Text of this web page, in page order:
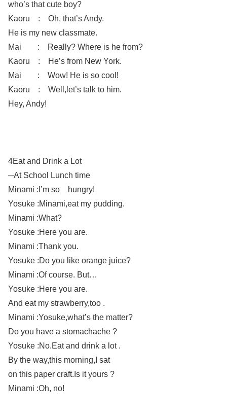
who’s that cute boy?
Kaoru : Oh, that’s Andy.
He is my new classmate.
Mai : Really? Where is he from?
Kaoru : He’s from New York.
Mai : Wow! He is so cool!
Kaoru : Well,let’s talk to him.
Hey, Andy!
4Eat and Drink a Lot
─At School Lunch time
Minami :I’m so hungry!
Yosuke :Minami,eat my pudding.
Minami :What?
Yosuke :Here you are.
Minami :Thank you.
Yosuke :Do you like orange juice?
Minami :Of course. But…
Yosuke :Here you are.
And eat my strawberry,too .
Minami :Yosuke,what’s the matter?
Do you have a stomachache ?
Yosuke :No.Eat and drink a lot .
By the way,this morning,I sat
on this paper craft.Is it yours ?
Minami :Oh, no!